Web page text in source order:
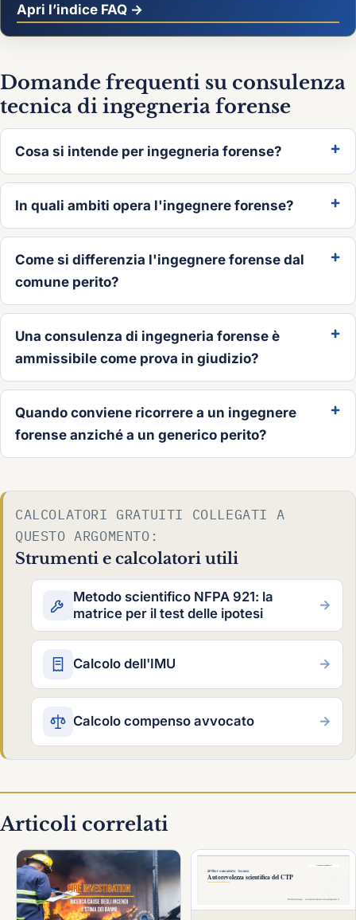
Apri l’indice FAQ →
Domande frequenti su consulenza
tecnica di ingegneria forense
Cosa si intende per ingegneria forense?
In quali ambiti opera l'ingegnere forense?
Come si differenzia l'ingegnere forense dal
comune perito?
Una consulenza di ingegneria forense è
ammissibile come prova in giudizio?
Quando conviene ricorrere a un ingegnere
forense anziché a un generico perito?
CALCOLATORI GRATUITI COLLEGATI A
QUESTO ARGOMENTO:
Strumenti e calcolatori utili
Metodo scientifico NFPA 921: la
matrice per il test delle ipotesi
→
Calcolo dell'IMU →
Calcolo compenso avvocato →
Articoli correlati